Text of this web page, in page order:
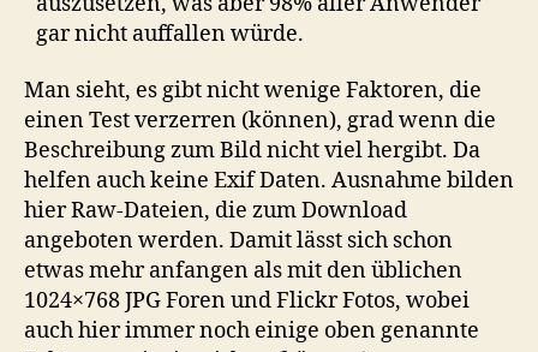
gar nicht auffallen würde.
Man sieht, es gibt nicht wenige Faktoren, die
einen Test verzerren (können), grad wenn die
Beschreibung zum Bild nicht viel hergibt. Da
helfen auch keine Exif Daten. Ausnahme bilden
hier Raw-Dateien, die zum Download
angeboten werden. Damit lässt sich schon
etwas mehr anfangen als mit den üblichen
1024×768 JPG Foren und Flickr Fotos, wobei
auch hier immer noch einige oben genannte